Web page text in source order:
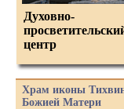
Духовно-
центр
Храм иконы
Божией Матери